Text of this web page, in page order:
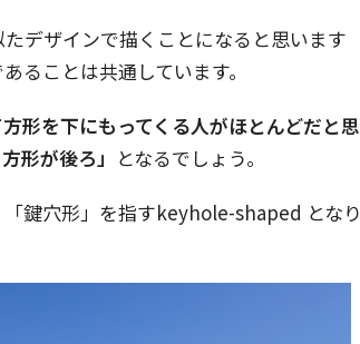
デザインで描くことになると思います
ることは共通しています。
形を下にもってくる人がほとんどだと思
形が後ろ」 となるでしょう。
鍵穴形」を指すkeyhole-shaped となり